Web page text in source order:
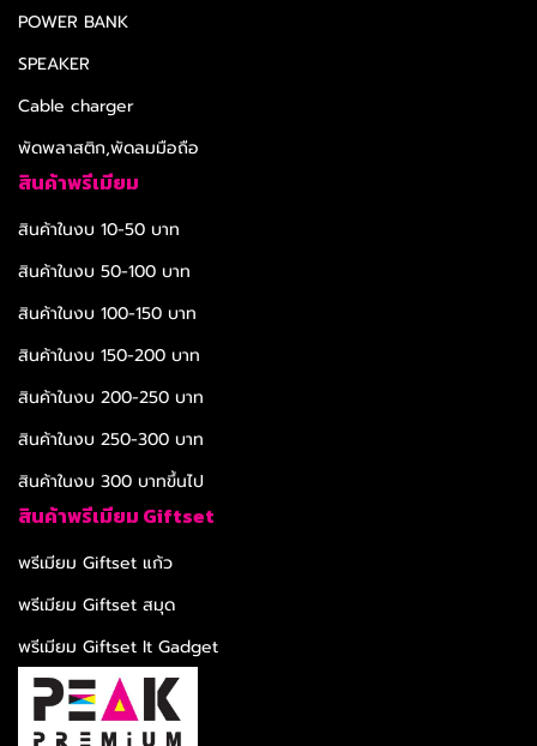
POWER BANK
SPEAKER
Cable charger
พัดพลาสติก,พัดลมมือถือ
สินค้าพรีเมียม
สินค้าในงบ 10-50 บาท
สินค้าในงบ 50-100 บาท
สินค้าในงบ 100-150 บาท
สินค้าในงบ 150-200 บาท
สินค้าในงบ 200-250 บาท
สินค้าในงบ 250-300 บาท
สินค้าในงบ 300 บาทขึ้นไป
สินค้าพรีเมียม Giftset
พรีเมียม Giftset แก้ว
พรีเมียม Giftset สมุด
พรีเมียม Giftset It Gadget